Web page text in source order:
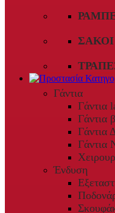
Γάντια
Γάντια
Γάντια
Γάντια
Γάντια
Ένδυση